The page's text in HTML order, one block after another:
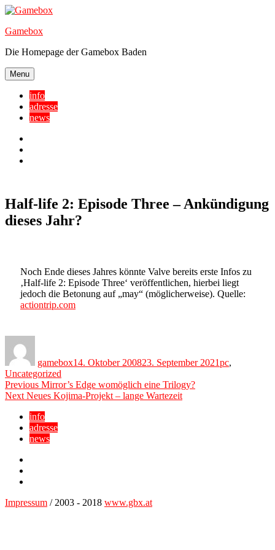
Skip
content
Gamebox
Die Homepage der Gamebox Baden
Menu
info
adresse
news
Half-life 2: Episode Three – Ankündigung
dieses Jahr?
Noch Ende dieses Jahres könnte Valve bereits erste Infos zu
‚Half-life 2: Episode Three‘ veröffentlichen, hierbei liegt
jedoch die Betonung auf „may“ (möglicherweise). Quelle:
actiontrip.com
gamebox14. Oktober 200823. September 2021pc,
Uncategorized
Beitragsnavigation
Previous Previous
post:
Mirror’s Edge womöglich eine Trilogy?
Next Next
Neues Kojima-Projekt – lange Wartezeit
info
adresse
news
Impressum / 2003 - 2018 www.gbx.at